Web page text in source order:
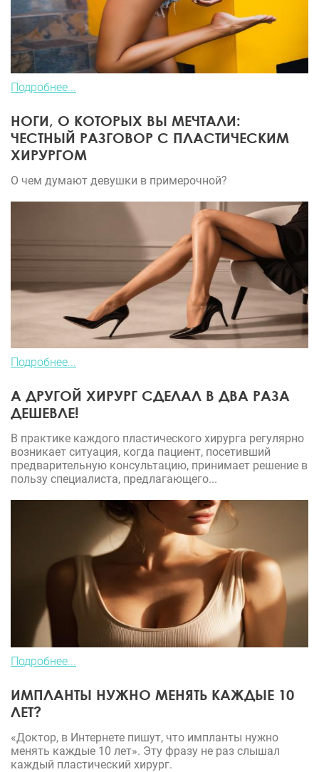
Подробнее...
НОГИ, О КОТОРЫХ ВЫ МЕЧТАЛИ:
ЧЕСТНЫЙ РАЗГОВОР С ПЛАСТИЧЕСКИМ
ХИРУРГОМ
О чем думают девушки в примерочной?
Подробнее...
А ДРУГОЙ ХИРУРГ СДЕЛАЛ В ДВА РАЗА
ДЕШЕВЛЕ!
В практике каждого пластического хирурга регулярно
возникает ситуация, когда пациент, посетивший
предварительную консультацию, принимает решение в
пользу специалиста, предлагающего...
Подробнее...
ИМПЛАНТЫ НУЖНО МЕНЯТЬ КАЖДЫЕ 10
ЛЕТ?
«Доктор, в Интернете пишут, что импланты нужно
менять каждые 10 лет». Эту фразу не раз слышал
каждый пластический хирург.